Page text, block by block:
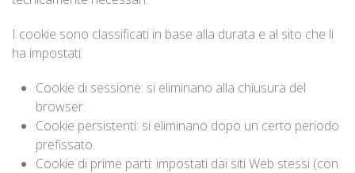
I cookie sono classificati in base alla durata e al sito che li
ha impostati:
Cookie di sessione: si eliminano alla chiusura del
browser.
Cookie persistenti: si eliminano dopo un certo periodo
prefissato.
Cookie di prime parti: impostati dai siti Web stessi (con